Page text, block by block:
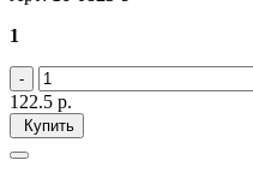
1
122.5 р.
Купить